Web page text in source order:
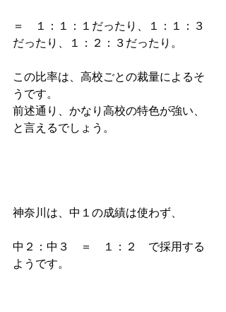
＝　１：１：１だったり、１：１：３
だったり、１：２：３だったり。
この比率は、高校ごとの裁量によるそ
うです。
前述通り、かなり高校の特色が強い、
と言えるでしょう。
神奈川は、中１の成績は使わず、
中２：中３　＝　１：２　で採用する
ようです。